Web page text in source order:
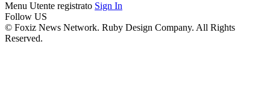
Menu Utente registrato Sign In
Follow US
© Foxiz News Network. Ruby Design Company. All Rights
Reserved.